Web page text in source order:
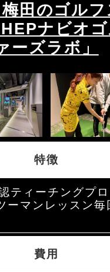
田のゴルフ
ナビオ
ーズラボ」
特徴
ティーチングプロ
ーマンレッスン毎
費用